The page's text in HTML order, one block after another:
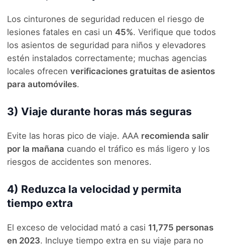
Los cinturones de seguridad reducen el riesgo de
lesiones fatales en casi un 45%. Verifique que todos
los asientos de seguridad para niños y elevadores
estén instalados correctamente; muchas agencias
locales ofrecen verificaciones gratuitas de asientos
para automóviles.
3) Viaje durante horas más seguras
Evite las horas pico de viaje. AAA recomienda salir
por la mañana cuando el tráfico es más ligero y los
riesgos de accidentes son menores.
4) Reduzca la velocidad y permita
tiempo extra
El exceso de velocidad mató a casi 11,775 personas
en 2023. Incluye tiempo extra en su viaje para no